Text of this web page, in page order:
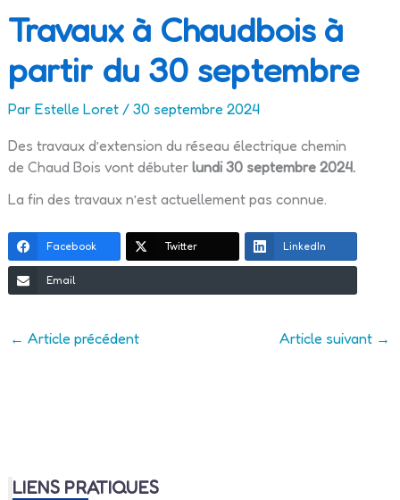
Travaux à Chaudbois à
partir du 30 septembre
Par Estelle Loret / 30 septembre 2024
Des travaux d’extension du réseau électrique chemin
de Chaud Bois vont débuter lundi 30 septembre 2024.
La fin des travaux n’est actuellement pas connue.
Facebook Twitter LinkedIn
Email
← Article précédent Article suivant →
LIENS PRATIQUES